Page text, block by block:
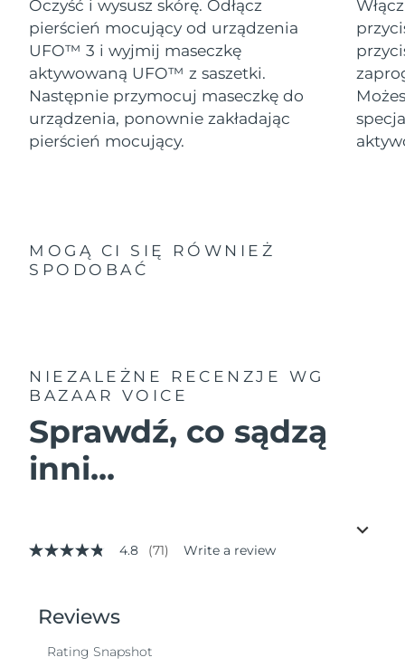
Oczyść i wysusz skórę. Odłącz
pierścień mocujący od urządzenia
UFO™ 3 i wyjmij maseczkę
aktywowaną UFO™ z saszetki.
Następnie przymocuj maseczkę do
urządzenia, ponownie zakładając
pierścień mocujący.
MOGĄ CI SIĘ RÓWNIEŻ
SPODOBAĆ
NIEZALEŻNE RECENZJE
WG
BAZAAR VOICE
Sprawdź, co sądzą
inni...
4.8
stars,
average
rating
value.
4.8 (71) Write a review